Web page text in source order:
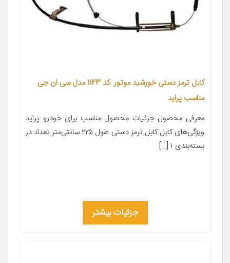
کابل ترمز دستی خورشید موتور کد 1123 مدل سی ان جی
مناسب پراید
معرفی محصول جزئیات محصول مناسب برای خودرو پراید
ویژگی‌های کابل کابل ترمز دستی طول ۲۲۵ سانتی‌متر تعداد در
بسته‌بندی ۱ […]
جزئیات بیشتر